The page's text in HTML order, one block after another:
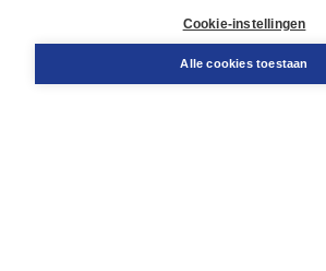
Bestellen
Cookie-instellingen
Alle cookies toestaan